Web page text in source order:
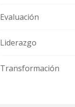
Evaluación
Liderazgo
Transformación